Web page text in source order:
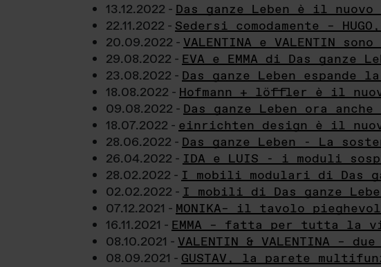
13.12.2022 - Das ganze Leben è il
22.11.2022 - Sedersi comodamente –
20.09.2022 - VALENTINA e VALENTIN
29.08.2022 - EVA e EMMA di Das
23.08.2022 - Das ganze Leben
18.08.2022 - Hofmann + löffler è il
09.08.2022 - Das ganze Leben ora
18.07.2022 - einrichten design è il
28.06.2022 - Das ganze Leben - La
26.04.2022 - IDA e LUIS - i moduli
28.02.2022 - I mobili modulari di Das
02.02.2022 - I mobili di Das ganze
07.12.2021 - MONIKA– il tavolo
16.11.2021 - EMMA – fatta per tutta la
08.10.2021 - VALENTIN & VALENTINA –
08.09.2021 - GUSTAV, la parete